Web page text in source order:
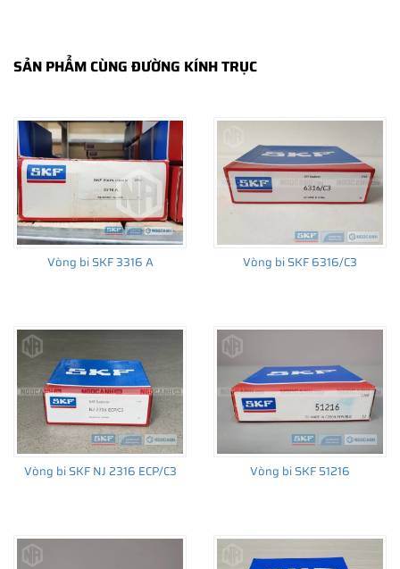
•
• Xuất xứ vòng bi SKF chính hãng ở đâu?
•Chất lượng vòng bi SKF chính hãng
SẢN PHẨM CÙNG ĐƯỜNG KÍNH TRỤC
Vòng bi SKF 3316 A Vòng bi SKF 6316/C3
Vòng bi SKF NJ 2316 ECP/C3 Vòng bi SKF 51216